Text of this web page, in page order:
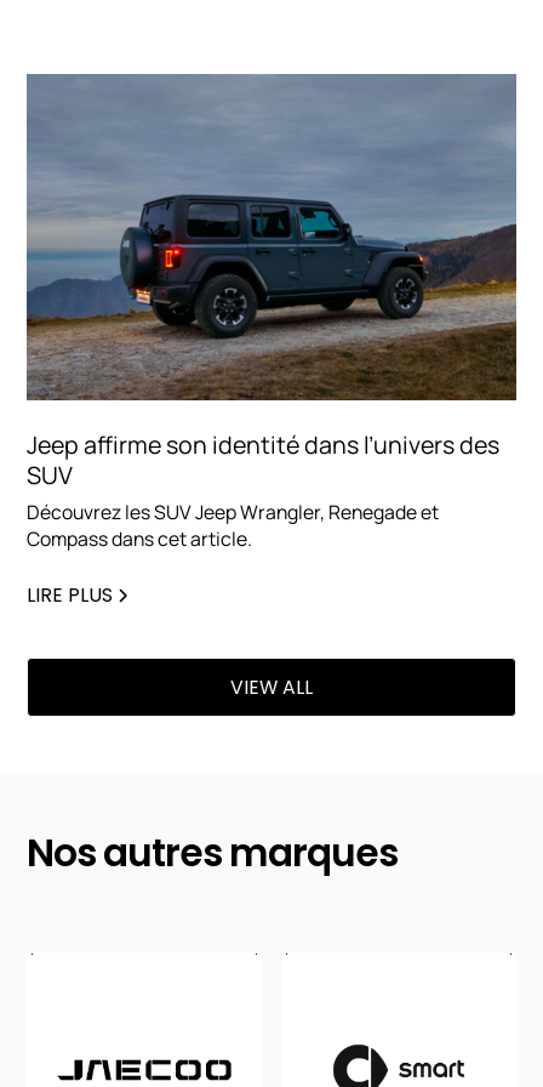
Jeep affirme son identité dans l’univers des
SUV
Découvrez les SUV Jeep Wrangler, Renegade et
Compass dans cet article.
LIRE PLUS
VIEW ALL
Nos autres marques